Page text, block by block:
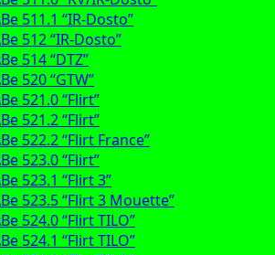
511.1 “IR-Dosto”
512 “IR-Dosto”
514 “DTZ”
520 “GTW”
521.0 “Flirt”
521.2 “Flirt”
522.2 “Flirt France”
523.0 “Flirt”
523.1 “Flirt 3”
523.5 “Flirt 3 Mouette”
524.0 “Flirt TILO”
524.1 “Flirt TILO”